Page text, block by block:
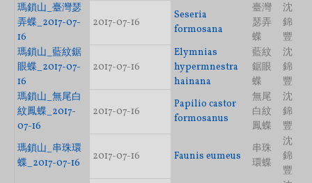
瑪鎖山_臺灣瑟
弄蝶_2017-07-
16
2017-07-16
Seseria
formosana
臺灣
瑟弄
蝶
沈
錦
豐
瑪鎖山_藍紋鋸
眼蝶_2017-07-
16
2017-07-16
Elymnias
hypermnestra
hainana
藍紋
鋸眼
蝶
沈
錦
豐
瑪鎖山_無尾白
紋鳳蝶_2017-
07-16
2017-07-16
Papilio castor
formosanus
無尾
白紋
鳳蝶
沈
錦
豐
瑪鎖山_串珠環
蝶_2017-07-16
2017-07-16 Faunis eumeus
串珠
環蝶
沈
錦
豐